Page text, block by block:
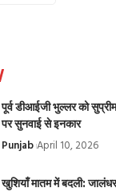
पूर्व डीआईजी भुल्लर को
पर सुनवाई से इनकार
Punjab April 10, 2026
खुशियाँ मातम में बदली: